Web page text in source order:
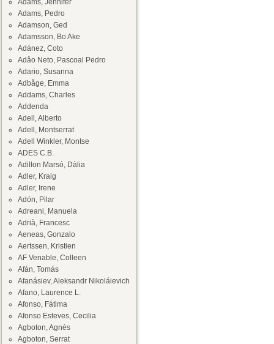
Adams, Jennifer
Adams, Pedro
Adamson, Ged
Adamsson, Bo Ake
Adánez, Coto
Adâo Neto, Pascoal Pedro
Adario, Susanna
Adbåge, Emma
Addams, Charles
Addenda
Adell, Alberto
Adell, Montserrat
Adell Winkler, Montse
ADES C.B.
Adillon Marsó, Dàlia
Adler, Kraig
Adler, Irene
Adón, Pilar
Adreani, Manuela
Adrià, Francesc
Aeneas, Gonzalo
Aertssen, Kristien
AF Venable, Colleen
Afán, Tomás
Afanásiev, Aleksandr Nikoláievich
Afano, Laurence L.
Afonso, Fátima
Afonso Esteves, Cecilia
Agboton, Agnès
Agboton, Serrat